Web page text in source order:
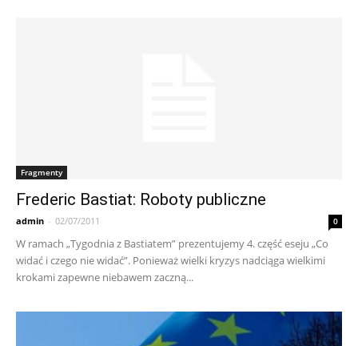
Fragmenty
Frederic Bastiat: Roboty publiczne
admin - 02/07/2011 0
W ramach „Tygodnia z Bastiatem” prezentujemy 4. część eseju „Co
widać i czego nie widać”. Ponieważ wielki kryzys nadciąga wielkimi
krokami zapewne niebawem zaczną...